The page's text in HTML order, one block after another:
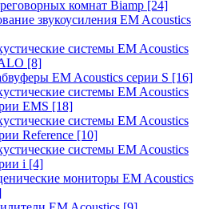
комнат Biamp [24]
звукоусиления EM Acoustics
системы EM Acoustics
[8]
EM Acoustics серии S [16]
системы EM Acoustics
EMS [18]
системы EM Acoustics
Reference [10]
системы EM Acoustics
i [4]
мониторы EM Acoustics